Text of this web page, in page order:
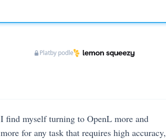
Platby podle
I find myself turning to OpenL more and
more for any task that requires high accuracy,